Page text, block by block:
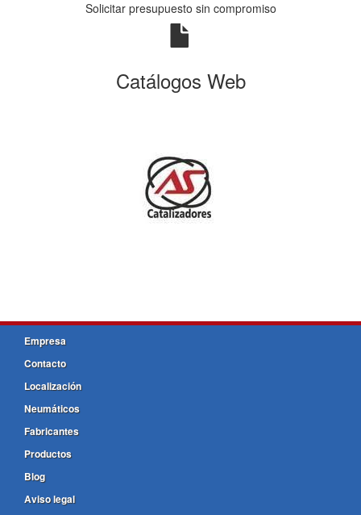
Solicitar presupuesto sin compromiso
Catálogos Web
Empresa
Contacto
Localización
Neumáticos
Fabricantes
Productos
Blog
Aviso legal